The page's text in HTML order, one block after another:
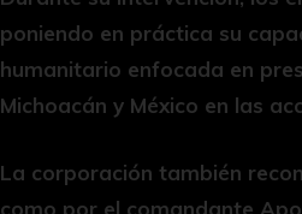
poniendo en práctica su
humanitario enfocada en
Michoacán y México en las
La corporación también
como por el comandante